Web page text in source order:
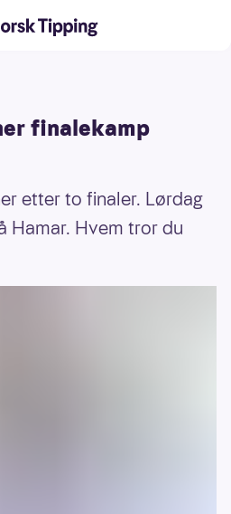
finalekamp
etter to finaler. Lørdag
Hamar. Hvem tror du